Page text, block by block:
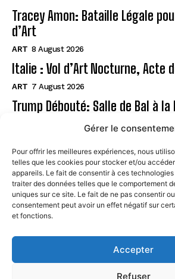
Gérer le
Pour offrir les meilleures expériences, nous
telles que les cookies pour stocker et/ou
appareils. Le fait de consentir à ces
traiter des données telles que le comportement
uniques sur ce site. Le fait de ne pas consentir
consentement peut avoir un effet négatif sur
et fonctions.
Accepter
Refuser
Tracey Amon: Bataille Légale
d’Art
ART 8 August 2026
Italie : Vol d’Art Nocturne, Acte
ART 7 August 2026
Trump Débouté: Salle de Bal à la
Page
CONTACT
MENTIONS LÉGALES